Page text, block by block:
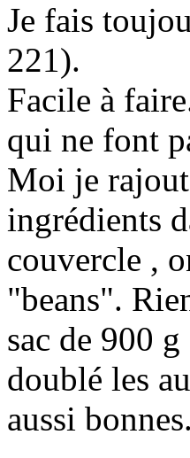
Je fais
221).
Facile à
qui ne font
Moi je
ingrédients
couvercle ,
"beans".
sac de 900
doublé les
aussi bonnes.